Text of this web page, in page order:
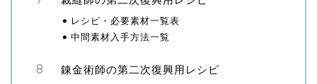
レシピ・必要素材一覧表
中間素材入手方法一覧
錬金術師の第二次復興用レシピ